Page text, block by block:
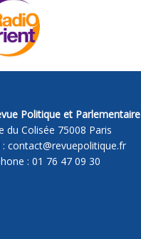
Politique et Parlementaire
du Colisée 75008 Paris
: contact@revuepolitique.fr
: 01 76 47 09 30